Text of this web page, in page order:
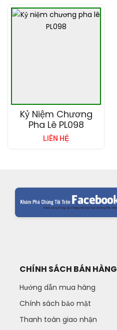
Kỷ Niệm Chương
Pha Lê PL098
LIÊN HỆ
CHÍNH SÁCH BÁN HÀNG
Hướng dẫn mua hàng
Chính sách bảo mật
Thanh toán giao nhận